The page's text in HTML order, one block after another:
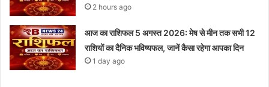
2 hours ago
आज का राशिफल 5 अगस्त 2026: मेष से मीन तक सभी 12
राशियों का दैनिक भविष्यफल, जानें कैसा रहेगा आपका दिन
1 day ago